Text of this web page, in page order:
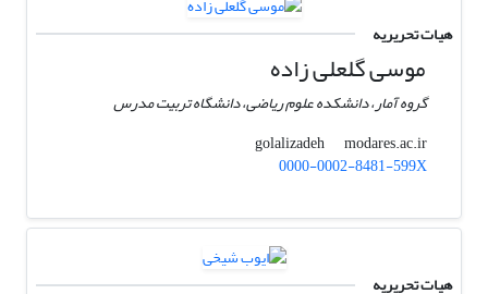
هیات تحریریه
موسی گلعلی زاده
گروه آمار، دانشکده علوم ریاضی، دانشگاه تربیت مدرس
golalizadeh
modares.ac.ir
0000-0002-8481-599X
هیات تحریریه